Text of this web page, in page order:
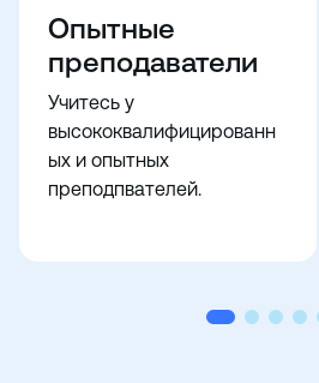
Опытные
преподаватели
Учитесь у
высококвалифицированн
ых и опытных
преподпвателей.